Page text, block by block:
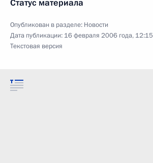
Статус материала
Опубликован в разделе: Новости
Дата публикации: 16 февраля 2006 года, 12:15
Текстовая версия